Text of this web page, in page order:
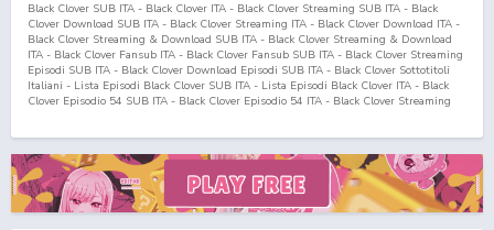
Black Clover SUB ITA - Black Clover ITA - Black Clover Streaming SUB ITA - Black
Clover Download SUB ITA - Black Clover Streaming ITA - Black Clover Download ITA -
Black Clover Streaming & Download SUB ITA - Black Clover Streaming & Download
ITA - Black Clover Fansub ITA - Black Clover Fansub SUB ITA - Black Clover Streaming
Episodi SUB ITA - Black Clover Download Episodi SUB ITA - Black Clover Sottotitoli
Italiani - Lista Episodi Black Clover SUB ITA - Lista Episodi Black Clover ITA - Black
Clover Episodio 54 SUB ITA - Black Clover Episodio 54 ITA - Black Clover Streaming